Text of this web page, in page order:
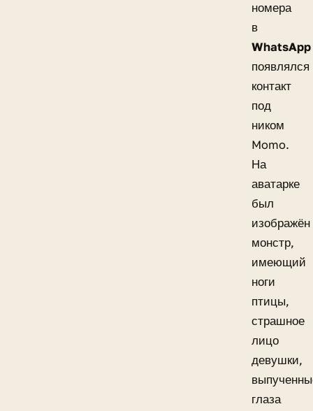
номера
в
WhatsApp
появлялся
контакт
под
ником
Momo.
На
аватарке
был
изображён
монстр,
имеющий
ноги
птицы,
страшное
лицо
девушки,
глаза